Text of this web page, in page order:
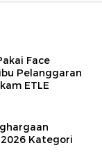
Face
Pelanggaran
ETLE
Kategori